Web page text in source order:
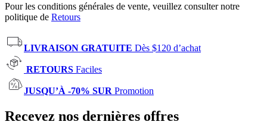
Pour les conditions générales de vente, veuillez consulter notre
politique de Retours
LIVRAISON GRATUITE Dès $120 d’achat
RETOURS Faciles
JUSQU’À -70% SUR Promotion
Recevez nos dernières offres